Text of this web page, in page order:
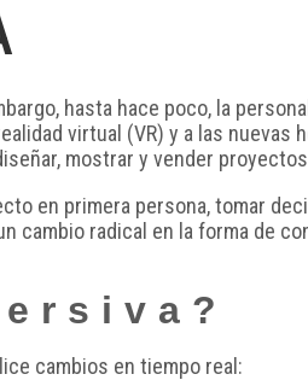
hasta hace poco, la
virtual (VR) y a las nuevas
mostrar y vender
en primera persona, tomar
cambio radical en la forma de
cambios en tiempo real: